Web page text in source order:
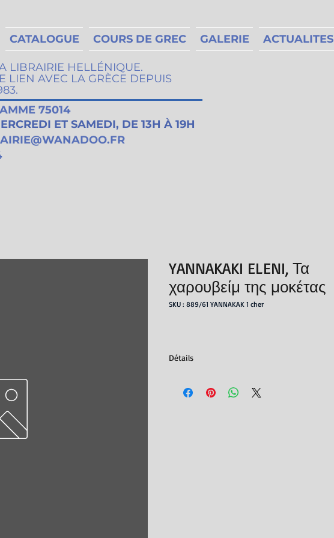
CATALOGUE COURS DE GREC GALERIE ACTUALITES
LIBRAIRIE HELLÉNIQUE.
LIEN AVEC LA GRÈCE DEPUIS
75014
ET SAMEDI, DE 13H À 19H
YANNAKAKI ELENI, Τα
χαρουβείμ της μοκέτας
SKU : 889/61 YANNAKAK 1 cher
Détails
Parution : 01/03/2006